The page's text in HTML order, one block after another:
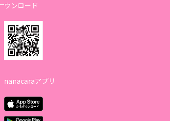
ウンロード
nanacaraアプリ